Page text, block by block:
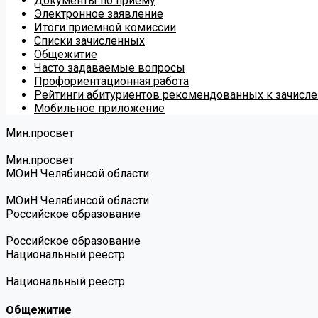
Электронное заявление
Итоги приёмной комиссии
Списки зачисленных
Общежитие
Часто задаваемые вопросы
Профориентационная работа
Рейтинги абитуриентов рекомендованных к
Мобильное приложение
Мин.просвет
Мин.просвет
МОиН Челябинсой области
МОиН Челябинсой области
Российское образование
Российское образование
Национальный реестр
Национальный реестр
Общежитие